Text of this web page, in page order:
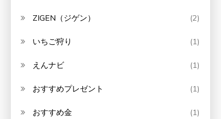
ZIGEN（ジゲン） (2)
いちご狩り (1)
えんナビ (1)
おすすめプレゼント (1)
おすすめ金 (1)